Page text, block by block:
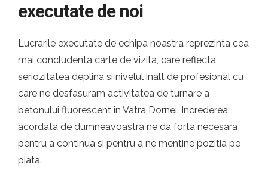
executate de noi
Lucrarile executate de echipa noastra reprezinta cea
mai concludenta carte de vizita, care reflecta
seriozitatea deplina si nivelul inalt de profesional cu
care ne desfasuram activitatea de turnare a
betonului fluorescent in Vatra Dornei. Increderea
acordata de dumneavoastra ne da forta necesara
pentru a continua si pentru a ne mentine pozitia pe
piata.